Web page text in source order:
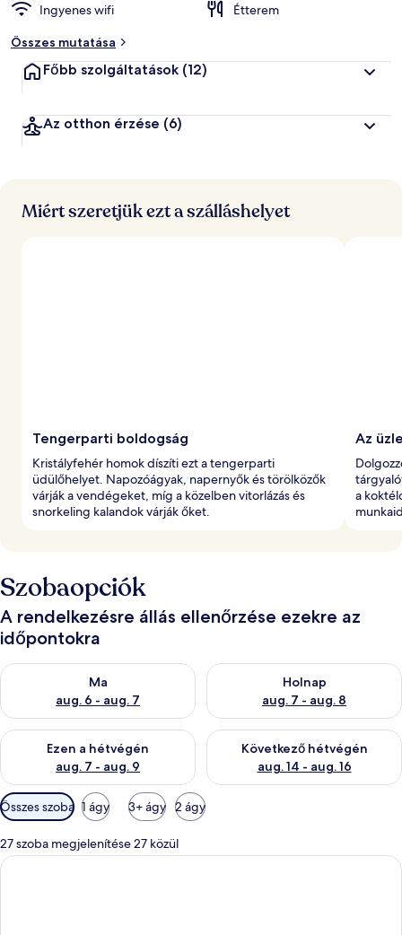
Ingyenes wifi
Étterem
Összes mutatása
Főbb szolgáltatások (12)
Az otthon érzése (6)
Miért szeretjük ezt a szálláshelyet
Tengerparti boldogság
Kristályfehér homok díszíti ezt a tengerparti
üdülőhelyet. Napozóágyak, napernyők és törölközők
várják a vendégeket, míg a közelben vitorlázás és
snorkeling kalandok várják őket.
Az
a
Szobaopciók
A rendelkezésre állás ellenőrzése ezekre az
időpontokra
Ma
aug. 6 - aug. 7
A ma esti rendelkezésre állás ellenőrzése: aug. 6 - aug. 7
Holnap
aug. 7 - aug. 8
A holnapi rendelkezésre állás
Ezen a hétvégén
aug. 7 - aug. 9
A mostani hétvégi rendelkezésre állás ellenőrzése: aug. 7 -
Következő hétvégén
aug. 14 - aug. 16
A következő hétvégi
Szobákhoz
rendelkezésre
álló
szűrők
Összes szoba 1 ágy 3+ ágy 2 ágy
27 szoba megjelenítése 27 közül